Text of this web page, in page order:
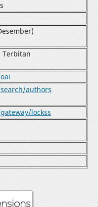
Terbitan
authors
lockss